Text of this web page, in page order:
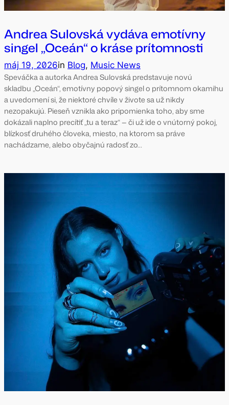
Andrea Sulovská vydáva emotívny
singel „Oceán“ o kráse prítomnosti
máj 19, 2026in Blog, Music News
Speváčka a autorka Andrea Sulovská predstavuje novú
skladbu „Oceán“, emotívny popový singel o prítomnom okamihu
a uvedomení si, že niektoré chvíle v živote sa už nikdy
nezopakujú. Pieseň vznikla ako pripomienka toho, aby sme
dokázali naplno precítiť „tu a teraz“ — či už ide o vnútorný pokoj,
blízkosť druhého človeka, miesto, na ktorom sa práve
nachádzame, alebo obyčajnú radosť zo…